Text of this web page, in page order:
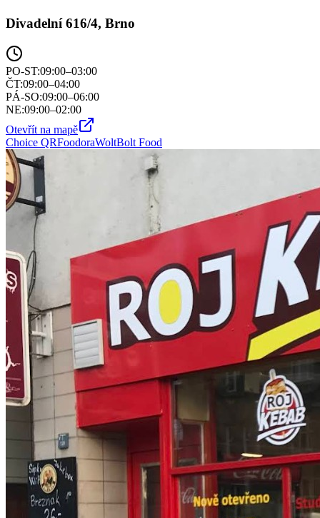
Divadelní 616/4, Brno
PO-ST:09:00–03:00
ČT:09:00–04:00
PÁ-SO:09:00–06:00
NE:09:00–02:00
Otevřít na mapě
Choice QRFoodoraWoltBolt Food